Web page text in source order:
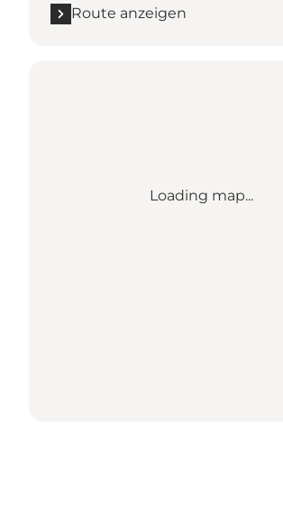
Route anzeigen
Loading map...